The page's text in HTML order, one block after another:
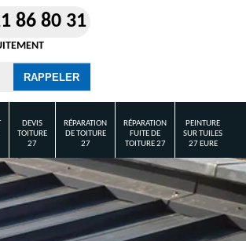
86 80 31
DEVIS
TOITURE
27
RÉPARATION
DE TOITURE
27
RÉPARATION
FUITE DE
TOITURE 27
PEINTURE
SUR TUILES
27 EURE